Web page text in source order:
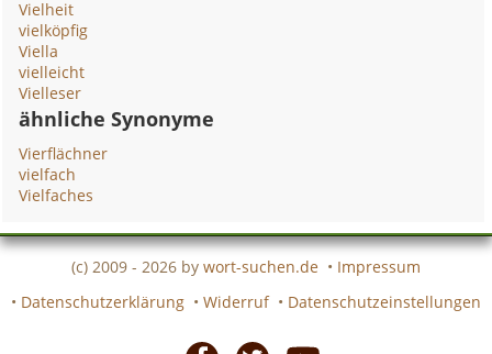
Vielheit
vielköpfig
Viella
vielleicht
Vielleser
ähnliche Synonyme
Vierflächner
vielfach
Vielfaches
(c) 2009 - 2026 by wort-suchen.de • Impressum
• Datenschutzerklärung • Widerruf • Datenschutzeinstellungen